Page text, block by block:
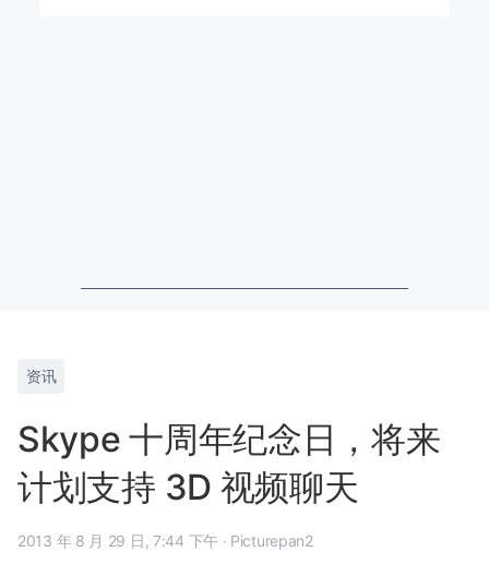
资讯
Skype 十周年纪念日，将来
计划支持 3D 视频聊天
2013 年 8 月 29 日, 7:44 下午 · Picturepan2